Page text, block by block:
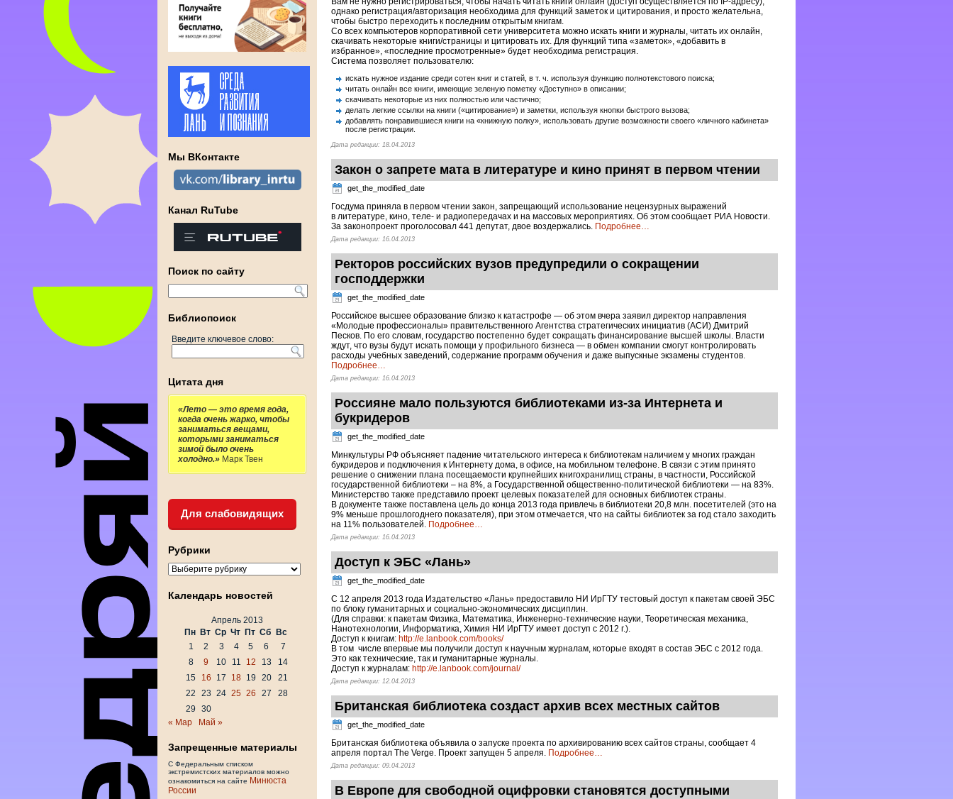
Мы ВКонтакте
Канал RuTube
Поиск по сайту
Библиопоиск
Введите ключевое слово:
Цитата дня
«Лето — это время года,
когда очень жарко, чтобы
заниматься вещами,
которыми заниматься
зимой было очень
холодно.» Марк Твен
Для слабовидящих
Рубрики
Рубрики
Календарь новостей
Апрель 2013
Пн Вт Ср Чт Пт Сб
Вс
1
2 3 4 5 6
7
8
9 10 11 12 13
14
15
16 17 18 19 20
21
22
23 24 25 26 27
28
29
30
« Мар
Май »
Запрещенные материалы
С Федеральным списком
экстремистских материалов можно
ознакомиться на сайте Минюста
России
однако регистрация/авторизация необходима для функций заметок и цитирования, и просто желательна,
чтобы быстро переходить к последним открытым книгам.
Со всех компьютеров корпоративной сети университета можно искать книги и журналы, читать их онлайн,
скачивать некоторые книги/страницы и цитировать их. Для функций типа «заметок», «добавить в
избранное», «последние просмотренные» будет необходима регистрация.
Система позволяет пользователю:
искать нужное издание среди сотен книг и статей, в т. ч. используя функцию полнотекстового поиска;
читать онлайн все книги, имеющие зеленую пометку «Доступно» в описании;
скачивать некоторые из них полностью или частично;
делать легкие ссылки на книги («цитирование») и заметки, используя кнопки быстрого вызова;
добавлять понравившиеся книги на «книжную полку», использовать другие возможности своего «личного кабинета»
после регистрации.
Дата редакции: 18.04.2013
Закон о запрете мата в литературе и кино принят в первом чтении
get_the_modified_date
Госдума приняла в первом чтении закон, запрещающий использование нецензурных выражений
в литературе, кино, теле- и радиопередачах и на массовых мероприятиях. Об этом сообщает РИА Новости.
За законопроект проголосовал 441 депутат, двое воздержались. Подробнее…
Дата редакции: 16.04.2013
Ректоров российских вузов предупредили о сокращении
господдержки
get_the_modified_date
Российское высшее образование близко к катастрофе — об этом вчера заявил директор направления
«Молодые профессионалы» правительственного Агентства стратегических инициатив (АСИ) Дмитрий
Песков. По его словам, государство постепенно будет сокращать финансирование высшей школы. Власти
ждут, что вузы будут искать помощи у профильного бизнеса — в обмен компании смогут контролировать
расходы учебных заведений, содержание программ обучения и даже выпускные экзамены студентов.
Подробнее…
Дата редакции: 16.04.2013
Россияне мало пользуются библиотеками из-за Интернета и
букридеров
get_the_modified_date
Минкультуры РФ объясняет падение читательского интереса к библиотекам наличием у многих граждан
букридеров и подключения к Интернету дома, в офисе, на мобильном телефоне. В связи с этим принято
решение о снижении плана посещаемости крупнейших книгохранилищ страны, в частности, Российской
государственной библиотеки – на 8%, а Государственной общественно-политической библиотеки — на 83%.
Министерство также представило проект целевых показателей для основных библиотек страны.
В документе также поставлена цель до конца 2013 года привлечь в библиотеки 20,8 млн. посетителей (это на
9% меньше прошлогоднего показателя), при этом отмечается, что на сайты библиотек за год стало заходить
на 11% пользователей. Подробнее…
Дата редакции: 16.04.2013
Доступ к ЭБС «Лань»
get_the_modified_date
С 12 апреля 2013 года Издательство «Лань» предоставило НИ ИрГТУ тестовый доступ к пакетам своей ЭБС
по блоку гуманитарных и социально-экономических дисциплин.
(Для справки: к пакетам Физика, Математика, Инженерно-технические науки, Теоретическая механика,
Нанотехнологии, Информатика, Химия НИ ИрГТУ имеет доступ с 2012 г.).
Доступ к книгам: http://e.lanbook.com/books/
В том числе впервые мы получили доступ к научным журналам, которые входят в состав ЭБС с 2012 года.
Это как технические, так и гуманитарные журналы.
Доступ к журналам: http://e.lanbook.com/journal/
Дата редакции: 12.04.2013
Британская библиотека создаст архив всех местных сайтов
get_the_modified_date
Британская библиотека объявила о запуске проекта по архивированию всех сайтов страны, сообщает 4
апреля портал The Verge. Проект запущен 5 апреля. Подробнее…
Дата редакции: 09.04.2013
В Европе для свободной оцифровки становятся доступными